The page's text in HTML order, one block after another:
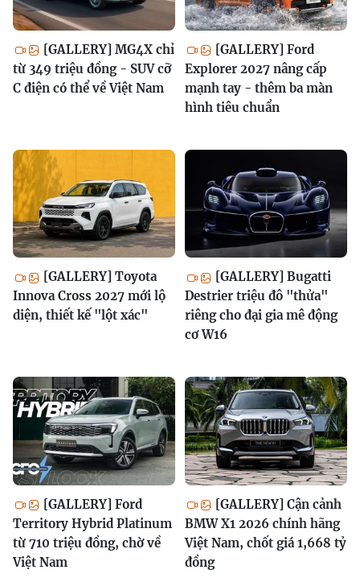
[GALLERY] MG4X chỉ
từ 349 triệu đồng - SUV cỡ
C điện có thể về Việt Nam
[GALLERY] Ford
Explorer 2027 nâng cấp
mạnh tay - thêm ba màn
hình tiêu chuẩn
[GALLERY] Toyota
Innova Cross 2027 mới lộ
diện, thiết kế "lột xác"
[GALLERY] Bugatti
Destrier triệu đô "thửa"
riêng cho đại gia mê động
cơ W16
[GALLERY] Ford
Territory Hybrid Platinum
từ 710 triệu đồng, chờ về
Việt Nam
[GALLERY] Cận cảnh
BMW X1 2026 chính hãng
Việt Nam, chốt giá 1,668 tỷ
đồng